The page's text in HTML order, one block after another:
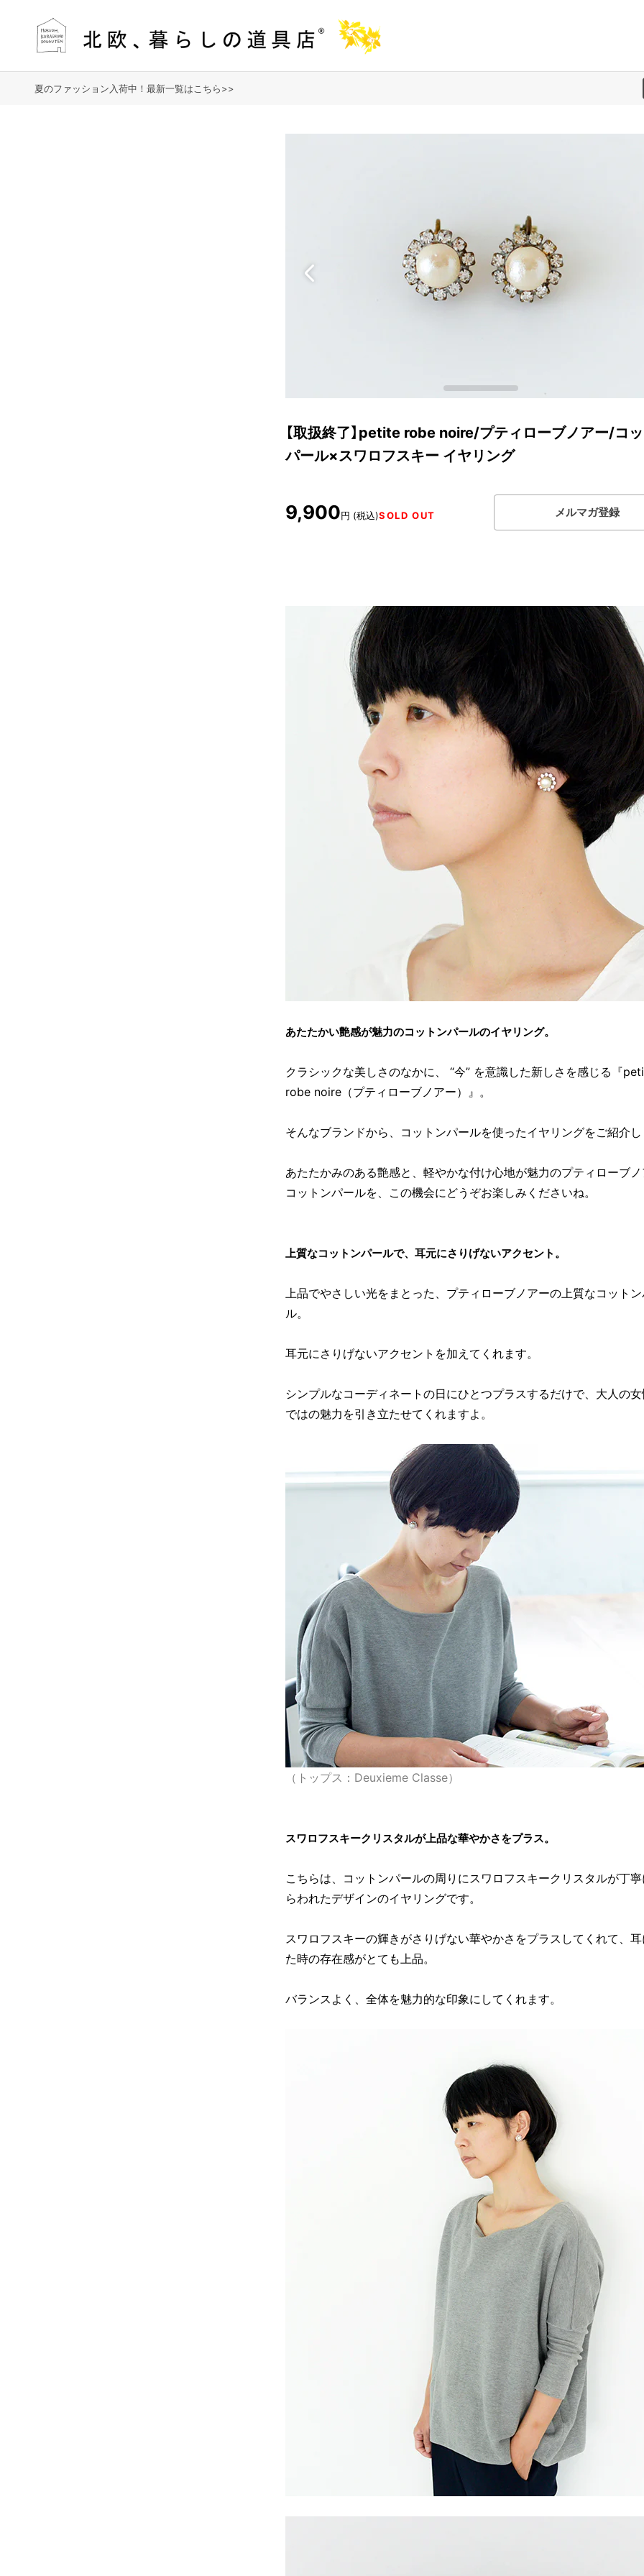
夏のファッション入荷中！最新一覧はこちら>>
【取扱終了】petite robe noire/プティローブノアー/コ
パール×スワロフスキー イヤリング
9,900円 (税込)SOLD OUT メルマガ登録
あたたかい艶感が魅力のコットンパールのイヤリング。
クラシックな美しさのなかに、 “今” を意識した新しさを感じる『
robe noire（プティローブノアー）』。
そんなブランドから、コットンパールを使ったイヤリングをご紹介
あたたかみのある艶感と、軽やかな付け心地が魅力のプティローブ
コットンパールを、この機会にどうぞお楽しみくださいね。
上質なコットンパールで、耳元にさりげないアクセント。
上品でやさしい光をまとった、プティローブノアーの上質なコット
ル。
耳元にさりげないアクセントを加えてくれます。
シンプルなコーディネートの日にひとつプラスするだけで、大人の
ではの魅力を引き立たせてくれますよ。
（トップス：Deuxieme Classe）
スワロフスキークリスタルが上品な華やかさをプラス。
こちらは、コットンパールの周りにスワロフスキークリスタルが丁
らわれたデザインのイヤリングです。
スワロフスキーの輝きがさりげない華やかさをプラスしてくれて、
た時の存在感がとても上品。
バランスよく、全体を魅力的な印象にしてくれます。